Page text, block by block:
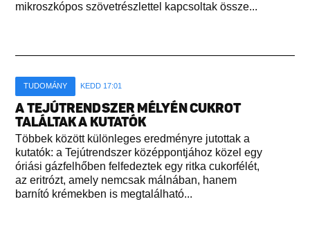
mikroszkópos szövetrészlettel kapcsoltak össze...
TUDOMÁNY KEDD 17:01
A TEJÚTRENDSZER MÉLYÉN CUKROT
TALÁLTAK A KUTATÓK
Többek között különleges eredményre jutottak a
kutatók: a Tejútrendszer középpontjához közel egy
óriási gázfelhőben felfedeztek egy ritka cukorfélét,
az eritrózt, amely nemcsak málnában, hanem
barnító krémekben is megtalálható...